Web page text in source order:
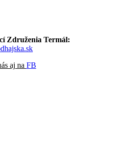
Združenia Termál:
aj na FB